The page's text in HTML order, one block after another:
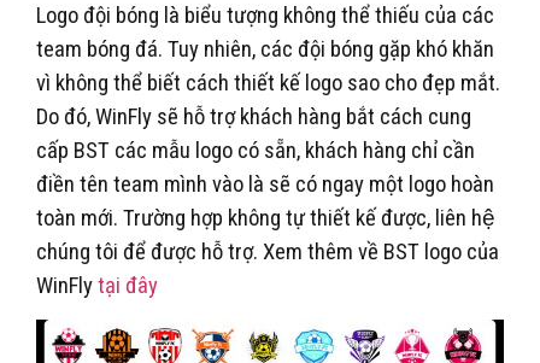
Logo đội bóng là biểu tượng không thể thiếu của các
team bóng đá. Tuy nhiên, các đội bóng gặp khó khăn
vì không thể biết cách thiết kế logo sao cho đẹp mắt.
Do đó, WinFly sẽ hỗ trợ khách hàng bắt cách cung
cấp BST các mẫu logo có sẵn, khách hàng chỉ cần
điền tên team mình vào là sẽ có ngay một logo hoàn
toàn mới. Trường hợp không tự thiết kế được, liên hệ
chúng tôi để được hỗ trợ. Xem thêm về BST logo của
WinFlytại đây